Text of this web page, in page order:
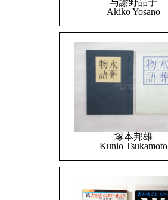
与謝野晶子
Akiko Yosano
塚本邦雄
Kunio Tsukamoto